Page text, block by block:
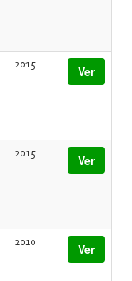
2015 Ver
2015 Ver
2010 Ver